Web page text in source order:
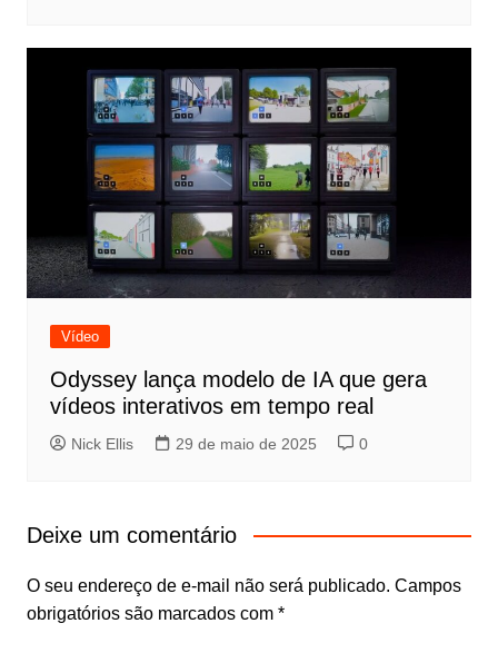
Vídeo
Odyssey lança modelo de IA que gera
vídeos interativos em tempo real
Nick Ellis 29 de maio de 2025 0
Deixe um comentário
O seu endereço de e-mail não será publicado. Campos
obrigatórios são marcados com *